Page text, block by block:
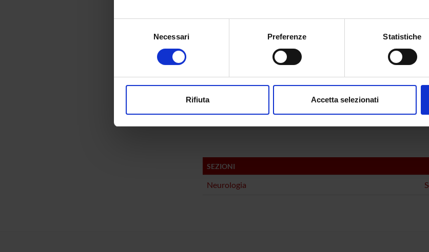
Con il tuo consenso, vorremmo anche:
raccogliere informazioni sulla tua posizione geografica, con
digitali).
modificare o ritirare il tuo consenso in qualsiasi momento dalla Dichiarazione sui
Necessari Preferenze Statistiche
Rifiuta Accetta selezionati
PARTECIPANTI AL PROGETTO
Antonio Fiaschi
SEZIONI
Neurologia